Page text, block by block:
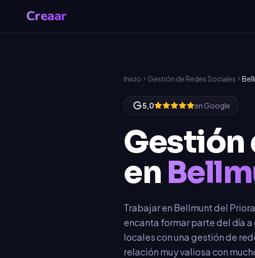
Creaar
Inicio Gestión de Redes Sociales
5,0 en Google
Gestión
en
Trabajar en Bellmunt del
encanta formar parte del día
locales con una gestión de
relación muy valiosa con